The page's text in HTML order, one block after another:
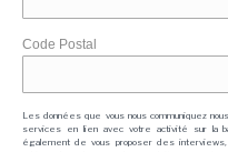
Code Postal
Les données que vous nous communiquez
services en lien avec votre activité sur la
également de vous proposer des